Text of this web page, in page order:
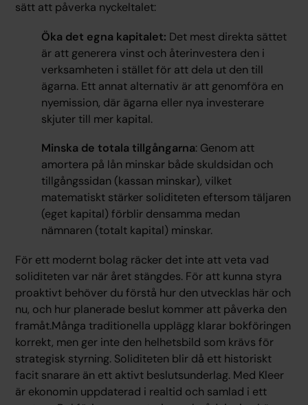
sätt att påverka nyckeltalet:
Öka det egna kapitalet: Det mest direkta sättet
är att generera vinst och återinvestera den i
verksamheten i stället för att dela ut den till
ägarna. Ett annat alternativ är att genomföra en
nyemission, där ägarna eller nya investerare
skjuter till mer kapital.
Minska de totala tillgångarna: Genom att
amortera på lån minskar både skuldsidan och
tillgångssidan (kassan minskar), vilket
matematiskt stärker soliditeten eftersom täljaren
(eget kapital) förblir densamma medan
nämnaren (totalt kapital) minskar.
För ett modernt bolag räcker det inte att veta vad
soliditeten var när året stängdes. För att kunna styra
proaktivt behöver du förstå hur den utvecklas här och
nu, och hur planerade beslut kommer att påverka den
framåt.Många traditionella upplägg klarar bokföringen
korrekt, men ger inte den helhetsbild som krävs för
strategisk styrning. Soliditeten blir då ett historiskt
facit snarare än ett aktivt beslutsunderlag. Med Kleer
är ekonomin uppdaterad i realtid och samlad i ett